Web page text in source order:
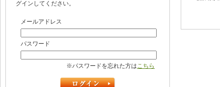
グインしてください。
メールアドレス
パスワード
※パスワードを忘れた方はこちら